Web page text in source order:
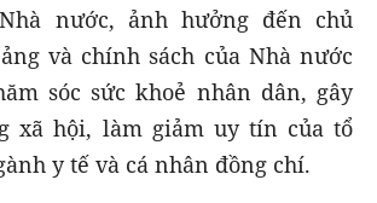
nước, ảnh hưởng đến chủ
và chính sách của Nhà nước
sóc sức khoẻ nhân dân, gây
xã hội, làm giảm uy tín của tổ
y tế và cá nhân đồng chí.